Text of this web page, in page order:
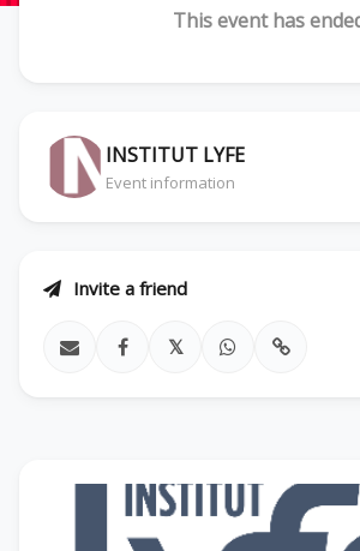
This event has
INSTITUT LYFE
Event information
Invite a friend
𝕏